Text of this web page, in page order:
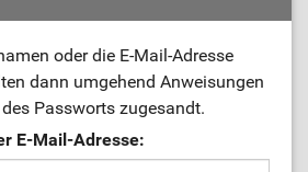
oder die E-Mail-Adresse
dann umgehend Anweisungen
Passworts zugesandt.
E-Mail-Adresse: